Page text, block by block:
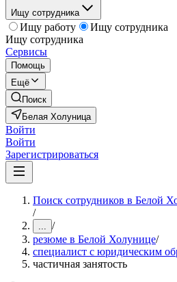
Ищу сотрудника
Ищу работу
Ищу сотрудника
Ищу сотрудника
Сервисы
Помощь
Ещё
Поиск
Белая Холуница
Войти
Войти
Зарегистрироваться
Поиск сотрудников в Белой
/
... /
резюме в Белой Холунице/
специалист с юридическим
частичная занятость